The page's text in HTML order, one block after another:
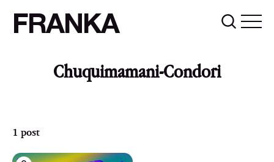
FRANKA
Chuquimamani-Condori
1 post